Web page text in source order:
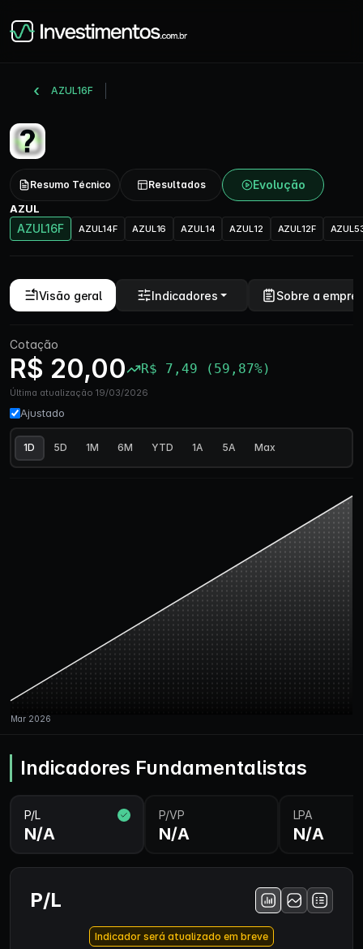
AZUL16F
Resumo Técnico Resultados Evolução
AZUL
AZUL16F AZUL14F AZUL16 AZUL14 AZUL12 AZUL12F
Visão geral Indicadores Sobre a
Cotação
R$ 20,00 R$ 7,49 (59,87%)
Última atualização 19/03/2026
Ajustado
1D 5D 1M 6M YTD 1A 5A Max
Indicadores Fundamentalistas
P/L
N/A
P/VP
N/A
LPA
N/A
P/L
Indicador será atualizado em breve